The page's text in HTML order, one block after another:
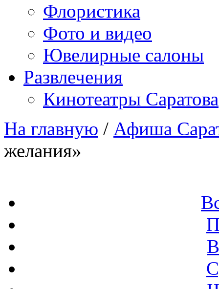
Флористика
Фото и видео
Ювелирные салоны
Развлечения
Кинотеатры Саратова
На главную / Афиша
желания»